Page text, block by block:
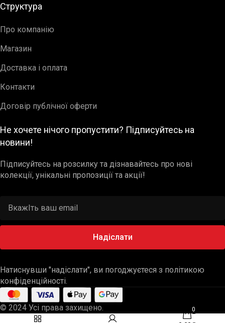
Структура
Про компанію
Магазин
Доставка і оплата
Контакти
Договір публічної оферти
Не хочете нічого пропустити? Підписуйтесь на
новини!
Підписуйтесь на розсилку та дізнавайтесь про нові
колекції, унікальні пропозиції та акції!
Надіслати
Натиснувши "надіслати", ви погоджуєтеся з політикою
конфіденційності.
© 2024 Усі права захищено. 0